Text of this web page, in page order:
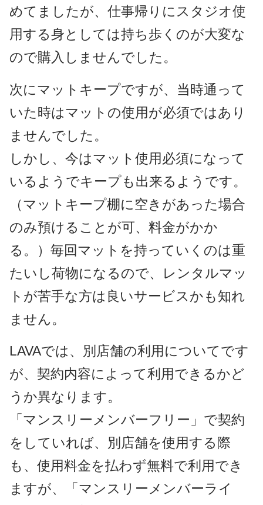
めてましたが、仕事帰りにスタジオ使
用する身としては持ち歩くのが大変な
ので購入しませんでした。
次にマットキープですが、当時通って
いた時はマットの使用が必須ではあり
ませんでした。
しかし、今はマット使用必須になって
いるようでキープも出来るようです。
（マットキープ棚に空きがあった場合
のみ預けることが可、料金がかか
る。）毎回マットを持っていくのは重
たいし荷物になるので、レンタルマッ
トが苦手な方は良いサービスかも知れ
ません。
LAVAでは、別店舗の利用についてです
が、契約内容によって利用できるかど
うか異なります。
「マンスリーメンバーフリー」で契約
をしていれば、別店舗を使用する際
も、使用料金を払わず無料で利用でき
ますが、「マンスリーメンバーライ